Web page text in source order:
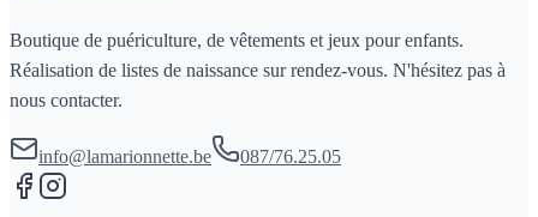
Boutique de puériculture, de vêtements et jeux pour enfants.
Réalisation de listes de naissance sur rendez-vous. N'hésitez pas à
nous contacter.
info@lamarionnette.be 087/76.25.05